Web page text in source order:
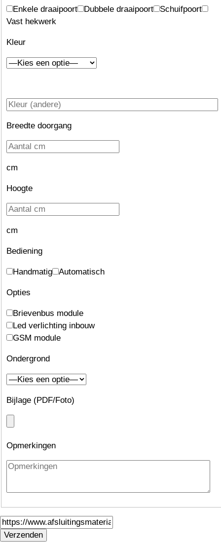
Enkele draaipoort Dubbele draaipoort
Schuifpoort
Vast hekwerk
Kleur
Breedte doorgang
cm
Hoogte
cm
Bediening
Handmatig Automatisch
Opties
Brievenbus module
Led verlichting inbouw
GSM module
Ondergrond
Bijlage (PDF/Foto)
Opmerkingen